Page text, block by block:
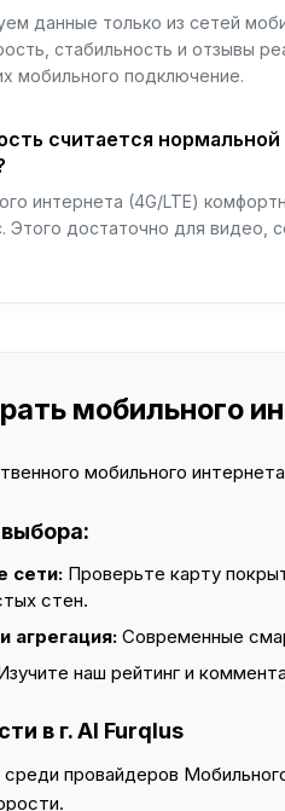
данные только из сетей
стабильность и отзывы
мобильного подключение.
считается
интернета (4G/LTE)
Этого достаточно для видео,
мобильного
мобильного
сети: Проверьте карту
стен.
агрегация: Современные
наш рейтинг и
в г. Al Furqlus
среди провайдеров